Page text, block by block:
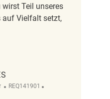
Teil unseres
auf Vielfalt setzt,
ReqId
REQ141901